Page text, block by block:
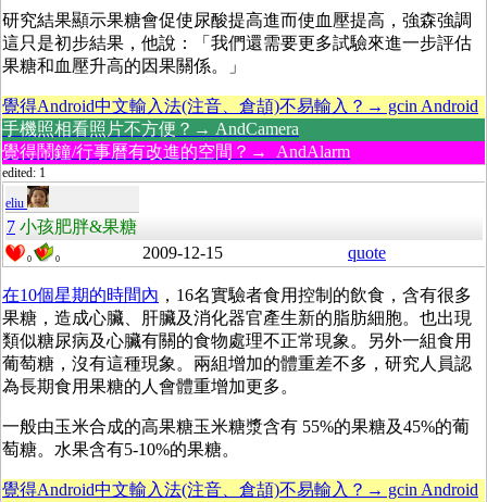
研究結果顯示果糖會促使尿酸提高進而使血壓提高，強森強調
這只是初步結果，他說：「我們還需要更多試驗來進一步評估
果糖和血壓升高的因果關係。」
覺得Android中文輸入法(注音、倉頡)不易輸入？→ gcin Android
手機照相看照片不方便？→ AndCamera
覺得鬧鐘/行事曆有改進的空間？→ AndAlarm
edited: 1
eliu
7 小孩肥胖&果糖
0 0 2009-12-15 quote
在10個星期的時間內 ，16名實驗者食用控制的飲食，含有很多
果糖，造成心臟、肝臟及消化器官產生新的脂肪細胞。也出現
類似糖尿病及心臟有關的食物處理不正常現象。另外一組食用
葡萄糖，沒有這種現象。兩組增加的體重差不多，研究人員認
為長期食用果糖的人會體重增加更多。
一般由玉米合成的高果糖玉米糖漿含有 55%的果糖及45%的葡
萄糖。水果含有5-10%的果糖。
覺得Android中文輸入法(注音、倉頡)不易輸入？→ gcin Android